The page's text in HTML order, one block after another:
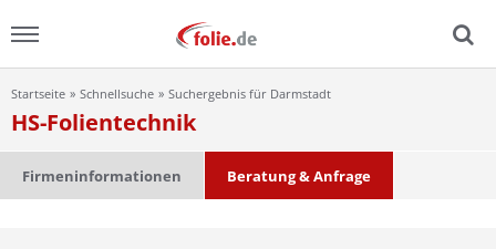
Menu
Home
Startseite Schnellsuche Suchergebnis für Darmstadt
HS-Folientechnik
Firmeninformationen Beratung & Anfrage